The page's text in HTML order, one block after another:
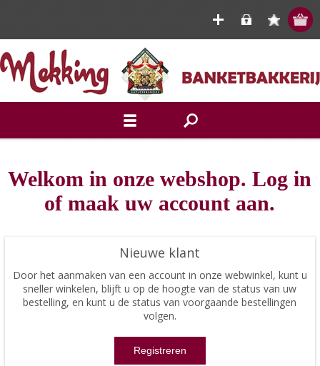
Welkom in onze webshop. Log in
of maak uw account aan.
Nieuwe klant
Door het aanmaken van een account in onze webwinkel, kunt u
sneller winkelen, blijft u op de hoogte van de status van uw
bestelling, en kunt u de status van voorgaande bestellingen
volgen.